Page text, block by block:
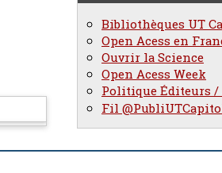
Bibliothèques UT
Open Acess en
Ouvrir la Science
Open Acess Week
Politique Éditeurs /
Fil